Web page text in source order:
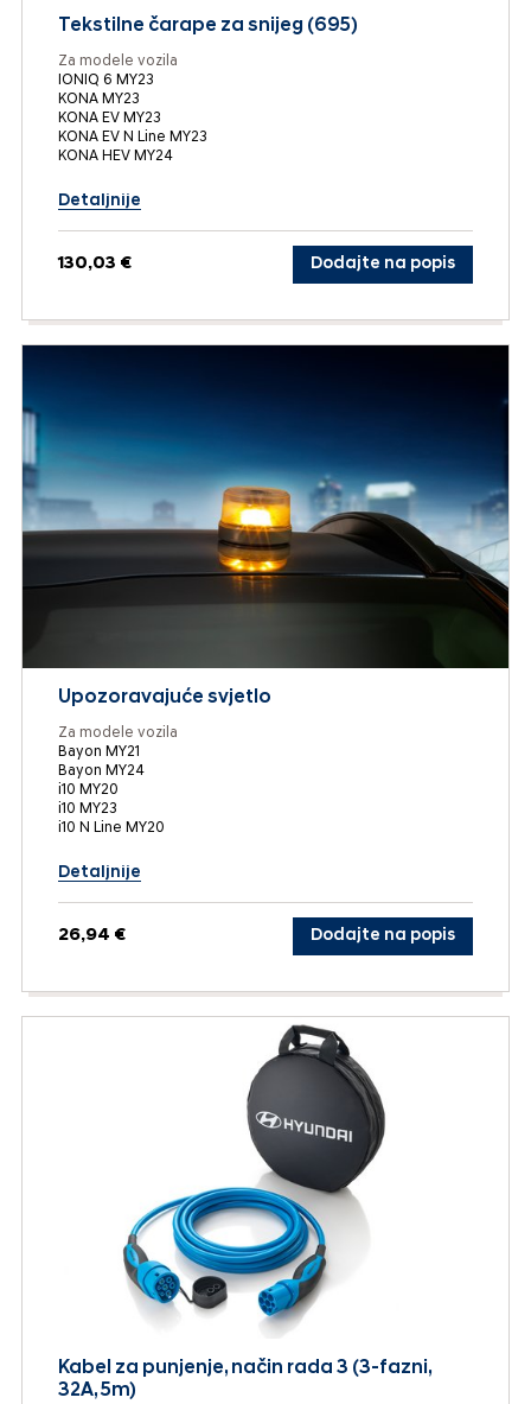
Tekstilne čarape za snijeg (695)
Za modele vozila
IONIQ 6 MY23
KONA MY23
KONA EV MY23
KONA EV N Line MY23
KONA HEV MY24
Detaljnije
130,03 € Dodajte na popis
Upozoravajuće svjetlo
Za modele vozila
Bayon MY21
Bayon MY24
i10 MY20
i10 MY23
i10 N Line MY20
Detaljnije
26,94 € Dodajte na popis
Kabel za punjenje, način rada 3 (3-fazni,
32A, 5m)